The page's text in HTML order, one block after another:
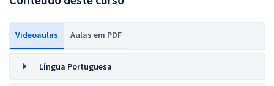
Videoaulas Aulas em PDF
Língua Portuguesa